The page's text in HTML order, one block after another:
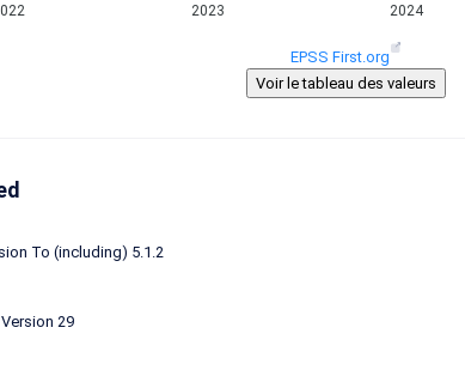
2023 2024
EPSS First.org
To (including) 5.1.2
29